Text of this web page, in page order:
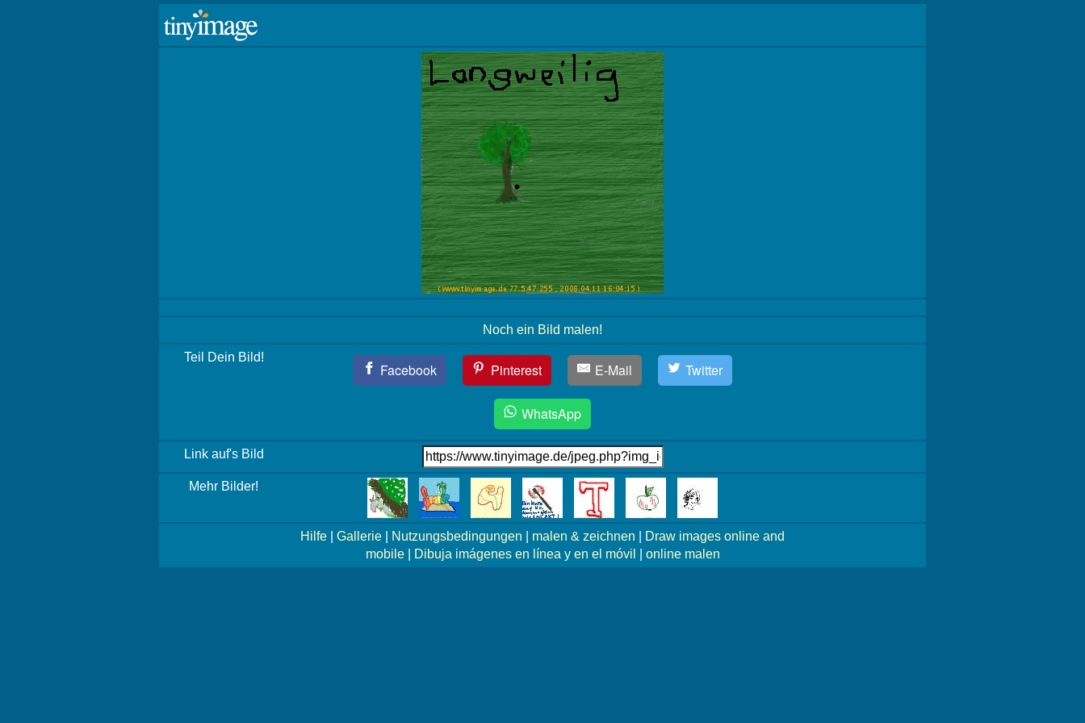
Noch ein Bild malen!
Teil Dein Bild!
Facebook Pinterest E-Mail Twitter
WhatsApp
Link auf's Bild
Mehr Bilder!
Hilfe Gallerie Nutzungsbedingungen malen & zeichnen
Draw images online and
mobile| Dibuja imágenes en línea y en el móvil online malen